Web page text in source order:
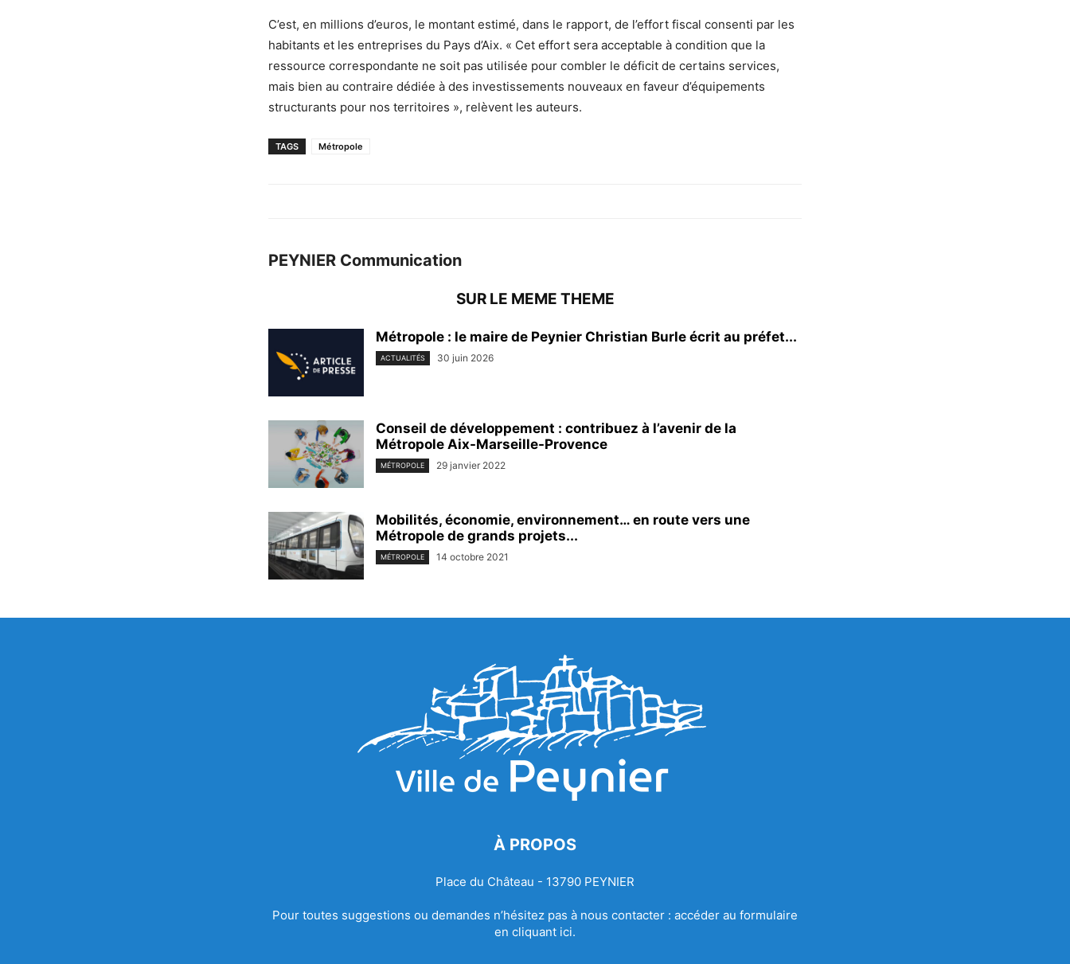
C’est, en millions d’euros, le montant estimé, dans le rapport, de l’effort fiscal consenti par les
habitants et les entreprises du Pays d’Aix. « Cet effort sera acceptable à condition que la
ressource correspondante ne soit pas utilisée pour combler le déficit de certains services,
mais bien au contraire dédiée à des investissements nouveaux en faveur d’équipements
structurants pour nos territoires », relèvent les auteurs.
TAGS Métropole
PEYNIER Communication
SUR LE MEME THEME
Métropole : le maire de Peynier Christian Burle écrit au préfet...
ACTUALITÉS 30 juin 2026
Conseil de développement : contribuez à l’avenir de la
Métropole Aix-Marseille-Provence
MÉTROPOLE 29 janvier 2022
Mobilités, économie, environnement… en route vers une
Métropole de grands projets...
MÉTROPOLE 14 octobre 2021
À PROPOS
Place du Château - 13790 PEYNIER
Pour toutes suggestions ou demandes n’hésitez pas à nous contacter : accéder au formulaire
en cliquant ici.